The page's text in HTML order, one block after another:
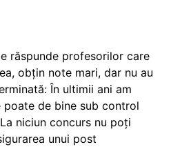
răspunde profesorilor care
obțin note mari, dar nu au
În ultimii ani am
de bine sub control
niciun concurs nu poți
unui post